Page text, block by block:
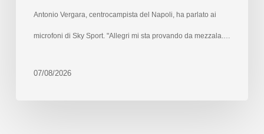
Antonio Vergara, centrocampista del Napoli, ha parlato ai
microfoni di Sky Sport. "Allegri mi sta provando da mezzala.…
07/08/2026